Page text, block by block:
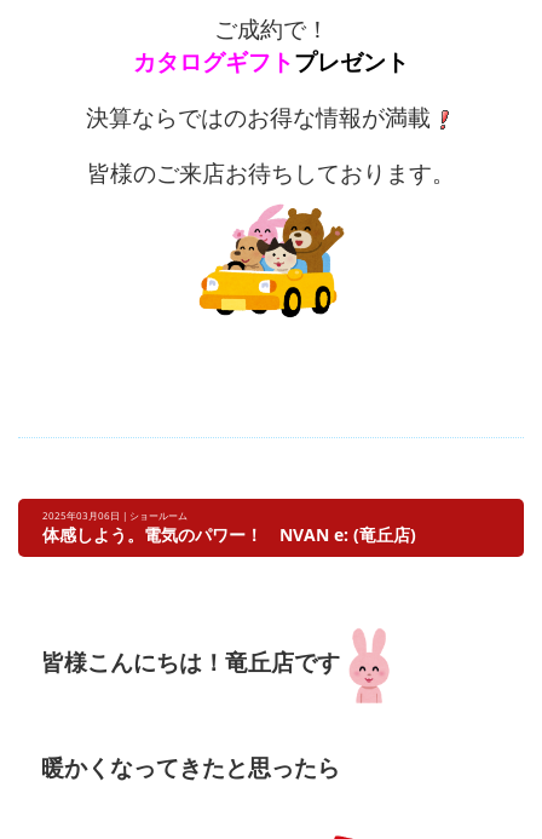
ご成約で！
カタログギフトプレゼント
決算ならではのお得な情報が満載
皆様のご来店お待ちしております。
2025年03月06日 | ショールーム
体感しよう。電気のパワー！ NVAN e: (竜丘店)
皆様こんにちは！ 竜丘店です
暖かくなってきたと思ったら